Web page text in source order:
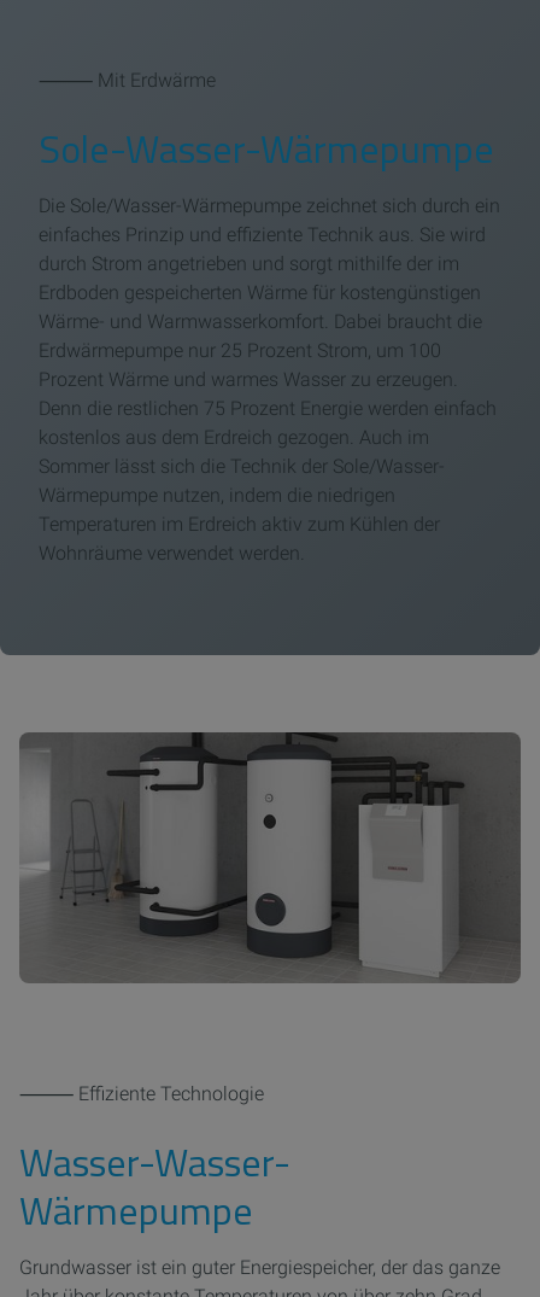
⸻ Mit Erdwärme
Sole-Wasser-Wärmepumpe
Die Sole/Wasser-Wärmepumpe zeichnet sich durch ein
einfaches Prinzip und effiziente Technik aus. Sie wird
durch Strom angetrieben und sorgt mithilfe der im
Erdboden gespeicherten Wärme für kostengünstigen
Wärme- und Warmwasserkomfort. Dabei braucht die
Erdwärmepumpe nur 25 Prozent Strom, um 100
Prozent Wärme und warmes Wasser zu erzeugen.
Denn die restlichen 75 Prozent Energie werden einfach
kostenlos aus dem Erdreich gezogen. Auch im
Sommer lässt sich die Technik der Sole/Wasser-
Wärmepumpe nutzen, indem die niedrigen
Temperaturen im Erdreich aktiv zum Kühlen der
Wohnräume verwendet werden.
⸻ Effiziente Technologie
Wasser-Wasser-
Wärmepumpe
Grundwasser ist ein guter Energiespeicher, der das ganze